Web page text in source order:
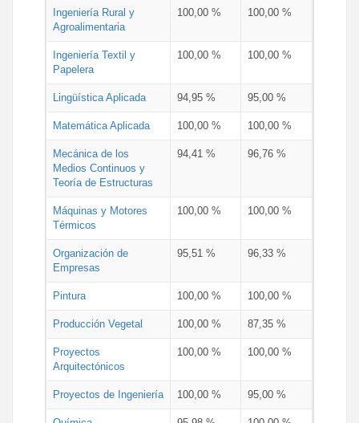
Ingeniería Rural y
Agroalimentaria
100,00 % 100,00 %
Ingeniería Textil y
Papelera
100,00 % 100,00 %
Lingüística Aplicada 94,95 % 95,00 %
Matemática Aplicada 100,00 % 100,00 %
Mecánica de los
Medios Continuos y
Teoría de Estructuras
94,41 % 96,76 %
Máquinas y Motores
Térmicos
100,00 % 100,00 %
Organización de
Empresas
95,51 % 96,33 %
Pintura 100,00 % 100,00 %
Producción Vegetal 100,00 % 87,35 %
Proyectos
Arquitectónicos
100,00 % 100,00 %
Proyectos de Ingeniería 100,00 % 95,00 %